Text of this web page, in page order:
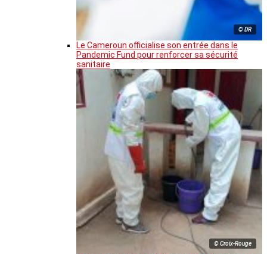
© DR
Le Cameroun officialise son entrée dans le
Pandemic Fund pour renforcer sa sécurité
sanitaire
© Croix-Rouge